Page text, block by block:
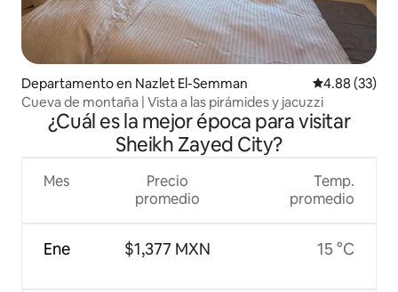
Departamento en Nazlet El-Semman Calificación
4.88 (33)
Cueva de montaña | Vista a las pirámides y jacuzzi
¿Cuál es la mejor época para visitar
Sheikh Zayed City?
Mes
Ene
Precio
promedio
$1,377 MXN
Temp.
promedio
15 °C